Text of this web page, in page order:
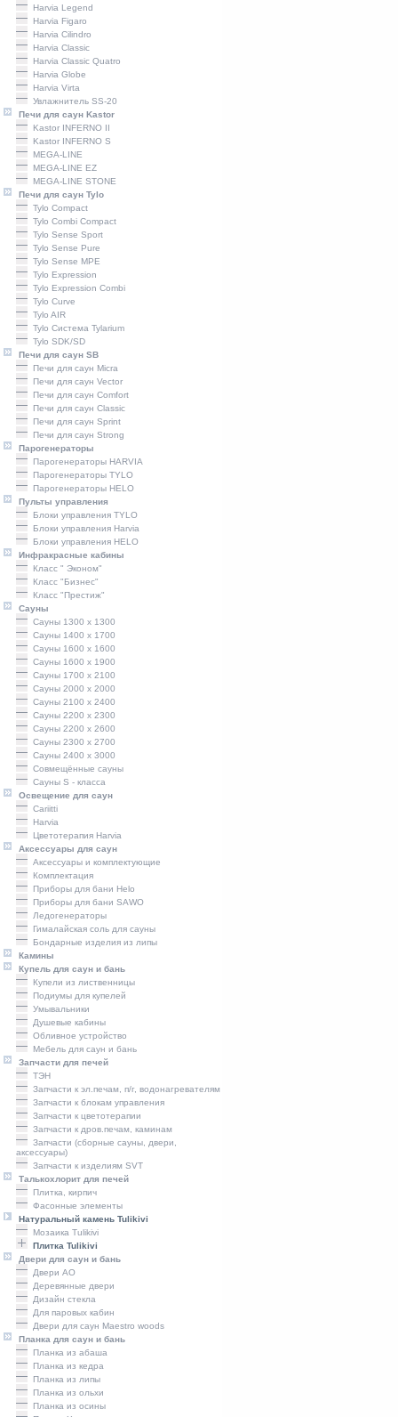
Harvia Legend
Harvia Figaro
Harvia Cilindro
Harviа Classic
Harvia Classic Quatro
Harvia Globe
Harvia Virta
Увлажнитель SS-20
Печи для саун Kastor
Kastor INFERNO II
Kastor INFERNO S
MEGA-LINE
MEGA-LINE EZ
MEGA-LINE STONE
Печи для саун Tylo
Tylo Compact
Tylo Combi Compact
Tylo Sense Sport
Tylo Sense Pure
Tylo Sense MPE
Tylo Expression
Tylo Expression Combi
Tylo Curve
Tylo AIR
Tylo Система Tylarium
Tylo SDK/SD
Печи для саун SB
Печи для саун Micra
Печи для саун Vector
Печи для саун Comfort
Печи для саун Classic
Печи для саун Sprint
Печи для саун Strong
Парогенераторы
Парогенераторы HARVIA
Парогенераторы TYLO
Парогенераторы HELO
Пульты управления
Блоки управления TYLO
Блоки управления Harvia
Блоки управления HELO
Инфракрасные кабины
Класс " Эконом"
Класс "Бизнес"
Класс "Престиж"
Сауны
Сауны 1300 х 1300
Сауны 1400 x 1700
Сауны 1600 x 1600
Сауны 1600 x 1900
Сауны 1700 x 2100
Сауны 2000 x 2000
Сауны 2100 x 2400
Сауны 2200 x 2300
Сауны 2200 x 2600
Сауны 2300 x 2700
Сауны 2400 x 3000
Совмещённые сауны
Сауны S - класса
Освещение для саун
Cariitti
Harvia
Цветотерапия Harvia
Аксессуары для саун
Аксессуары и комплектующие
Комплектация
Приборы для бани Helo
Приборы для бани SAWO
Ледогенераторы
Гималайская соль для сауны
Бондарные изделия из липы
Камины
Купель для саун и бань
Купели из лиственницы
Подиумы для купелей
Умывальники
Душевые кабины
Обливное устройство
Мебель для саун и бань
Запчасти для печей
ТЭН
Запчасти к эл.печам, п/г, водонагревателям
Запчасти к блокам управления
Запчасти к цветотерапии
Запчасти к дров.печам, каминам
Запчасти (сборные сауны, двери,
аксессуары)
Запчасти к изделиям SVT
Талькохлорит для печей
Плитка, кирпич
Фасонные элементы
Натуральный камень Tulikivi
Мозаика Tulikivi
Плитка Tulikivi
Двери для саун и бань
Двери AO
Деревянные двери
Дизайн стекла
Для паровых кабин
Двери для саун Maestro woods
Планка для саун и бань
Планка из абаша
Планка из кедра
Планка из липы
Планка из ольхи
Планка из осины